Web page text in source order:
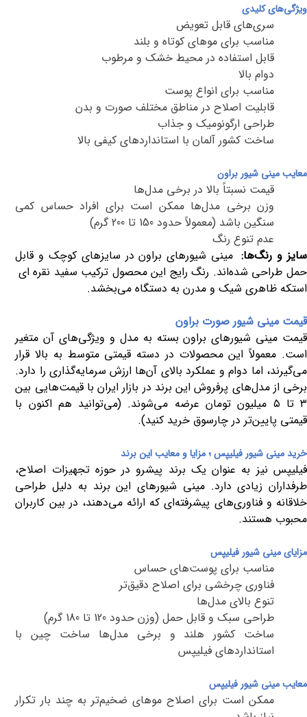
ویژگی‌های کلیدی
سری‌های قابل تعویض
مناسب برای موهای کوتاه و بلند
قابل استفاده در محیط خشک و مرطوب
دوام بالا
مناسب برای انواع پوست
قابلیت اصلاح در مناطق مختلف صورت و بدن
طراحی ارگونومیک و جذاب
ساخت کشور آلمان با استانداردهای کیفی بالا
معایبمینی شیور براون
قیمت نسبتاً بالا در برخی مدل‌ها
وزن برخی مدل‌ها ممکن است برای افراد حساس کمی
سنگین باشد (معمولاً حدود 150 تا 200 گرم)
عدم تنوع رنگ
سایز و رنگ‌ها: مینی شیورهای براون در سایزهای کوچک و قابل
حمل طراحی شده‌اند. رنگ‌ رایج این محصول ترکیب سفید نقره ای
استکه ظاهری شیک و مدرن به دستگاه می‌بخشد.
قیمت مینی شیور صورت براون
قیمت مینی شیورهای براون بسته به مدل و ویژگی‌های آن متغیر
است. معمولاً این محصولات در دسته قیمتی متوسط به بالا قرار
می‌گیرند، اما دوام و عملکرد بالای آن‌ها ارزش سرمایه‌گذاری را دارد.
برخی از مدل‌های پرفروش این برند در بازار ایران با قیمت‌هایی بین
۳ تا ۵ میلیون تومان عرضه می‌شوند
. (می‌توانید هم اکنون با
قیمتی پایین‌تر در چارسوق خرید کنید).
خرید مینی شیور فیلیپس ؛ مزایا و معایب این برند
فیلیپس نیز به‌ عنوان یک برند پیشرو در حوزه تجهیزات اصلاح،
طرفداران زیادی دارد. مینی شیورهای این برند به دلیل طراحی
خلاقانه و فناوری‌های پیشرفته‌ای که ارائه می‌دهند، در بین کاربران
محبوب هستند.
مزایای مینی شیور فیلیپس
مناسب برای پوست‌های حساس
فناوری چرخشی برای اصلاح دقیق‌تر
تنوع بالای مدل‌ها
طراحی سبک و قابل حمل (وزن حدود 120 تا 180 گرم)
ساخت کشور هلند و برخی مدل‌ها ساخت چین با
استانداردهای فیلیپس
معایبمینی شیور فیلیپس
ممکن است برای اصلاح موهای ضخیم‌تر به چند بار تکرار